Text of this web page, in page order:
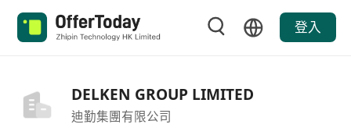
登入
DELKEN GROUP LIMITED
迪勤集團有限公司